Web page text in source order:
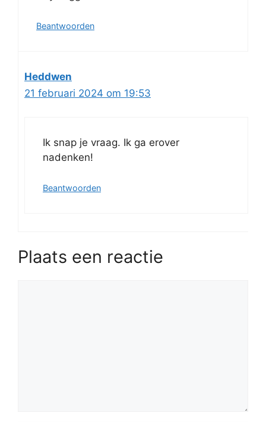
Beantwoorden
Heddwen
21 februari 2024 om 19:53
Ik snap je vraag. Ik ga erover
nadenken!
Beantwoorden
Plaats een reactie